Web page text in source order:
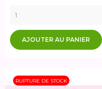
AJOUTER AU PANIER
RUPTURE DE STOCK